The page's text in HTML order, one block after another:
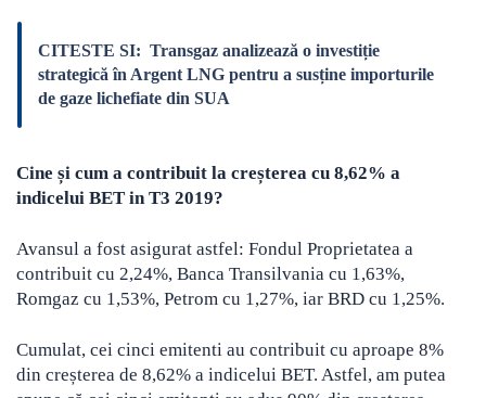
CITESTE SI: Transgaz analizează o investiție
strategică în Argent LNG pentru a susține importurile
de gaze lichefiate din SUA
Cine și cum a contribuit la creșterea cu 8,62% a
indicelui BET in T3 2019?
Avansul a fost asigurat astfel: Fondul Proprietatea a
contribuit cu 2,24%, Banca Transilvania cu 1,63%,
Romgaz cu 1,53%, Petrom cu 1,27%, iar BRD cu 1,25%.
Cumulat, cei cinci emitenti au contribuit cu aproape 8%
din creșterea de 8,62% a indicelui BET. Astfel, am putea